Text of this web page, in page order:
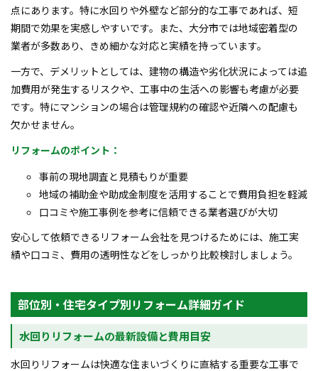
点にあります。特に水回りや外壁など部分的な工事であれば、短
期間で効果を実感しやすいです。また、大分市では地域密着型の
業者が多数あり、きめ細かな対応と実績を持っています。
一方で、デメリットとしては、建物の構造や劣化状況によっては追
加費用が発生するリスクや、工事中の生活への影響も考慮が必要
です。特にマンションの場合は管理規約の確認や近隣への配慮も
欠かせません。
リフォームのポイント：
事前の現地調査と見積もりが重要
地域の補助金や助成金制度を活用することで費用負担を軽減
口コミや施工事例を参考に信頼できる業者選びが大切
安心して依頼できるリフォーム会社を見つけるためには、施工実
績や口コミ、費用の透明性などをしっかり比較検討しましょう。
部位別・住宅タイプ別リフォーム詳細ガイド
水回りリフォームの最新設備と費用目安
水回りリフォームは快適な住まいづくりに直結する重要な工事で